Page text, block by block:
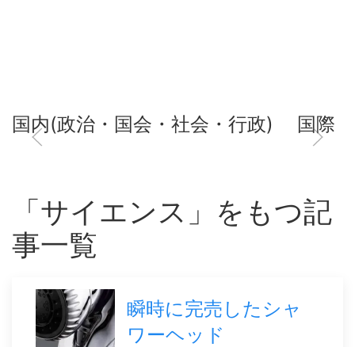
国内(政治・国会・社会・行政) 国際
「サイエンス」をもつ記
事一覧
瞬時に完売したシャ
ワーヘッド